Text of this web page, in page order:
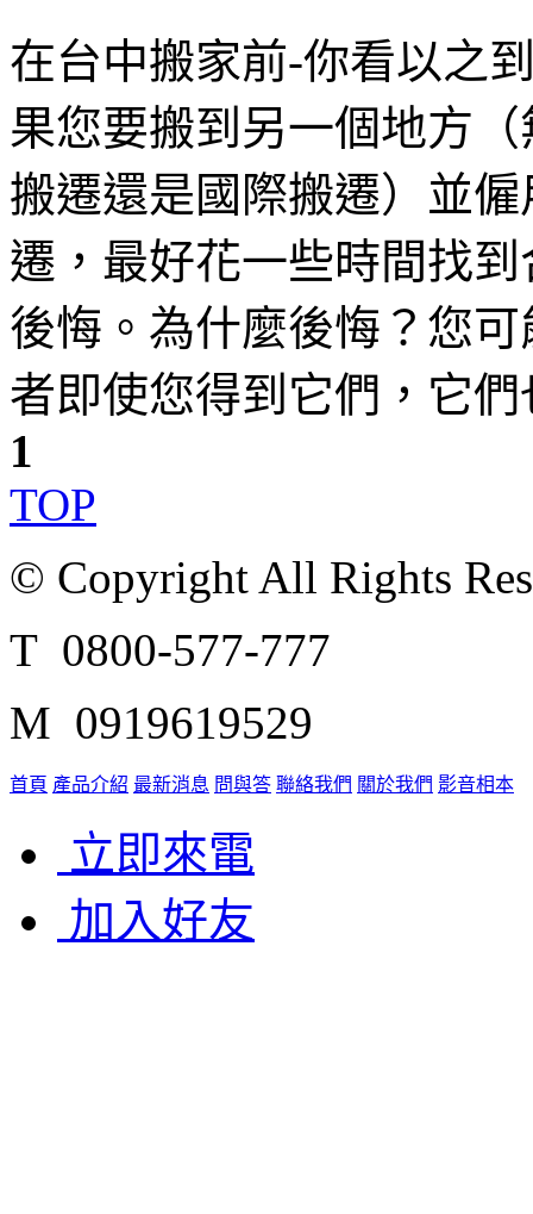
在台中搬家前-你看以之
果您要搬到另一個地方
搬遷還是國際搬遷）並
遷，最好花一些時間找
後悔。為什麼後悔？您
者即使您得到它們，它
1
TOP
© Copyright All Rights
T 0800-577-777
M 0919619529
首頁 產品介紹 最新消息 問與答 聯絡我們 關於我們 影音相本
立即來電
加入好友